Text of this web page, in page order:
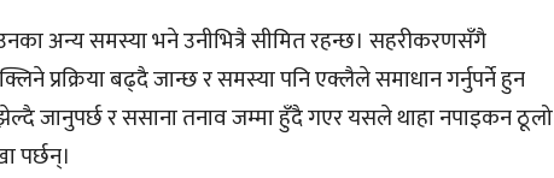
अन्य समस्या भने उनीभित्रै सीमित रहन्छ। सहरीकरणसँगै
प्रक्रिया बढ्दै जान्छ र समस्या पनि एक्लैले समाधान गर्नुपर्ने हुन
जानुपर्छ र ससाना तनाव जम्मा हुँदै गएर यसले थाहा नपाइकन ठूलो
पर्छन्।